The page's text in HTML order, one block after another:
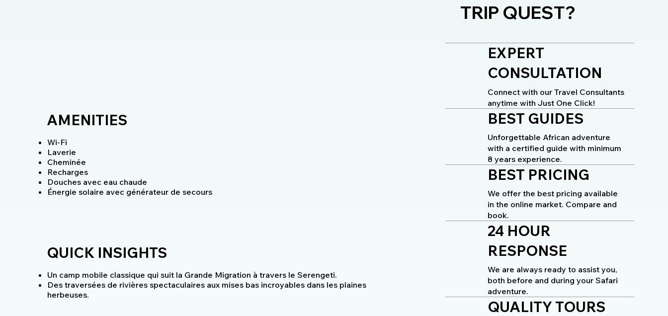
AMENITIES
Wi-Fi
Laverie
Cheminée
Recharges
Douches avec eau chaude
Énergie solaire avec générateur de secours
QUICK INSIGHTS
Un camp mobile classique qui suit la Grande Migration à travers le Serengeti.
Des traversées de rivières spectaculaires aux mises bas incroyables dans les plaines
herbeuses.
TRIP QUEST?
EXPERT
CONSULTATION
Connect with our Travel Consultants
anytime with Just One Click!
BEST GUIDES
Unforgettable African adventure
with a certified guide with minimum
8 years experience.
BEST PRICING
We offer the best pricing available
in the online market. Compare and
book.
24 HOUR
RESPONSE
We are always ready to assist you,
both before and during your Safari
adventure.
QUALITY TOURS